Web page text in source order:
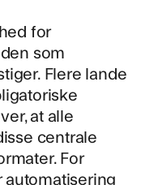
for
som
Flere lande
at alle
centrale
For
automatisering